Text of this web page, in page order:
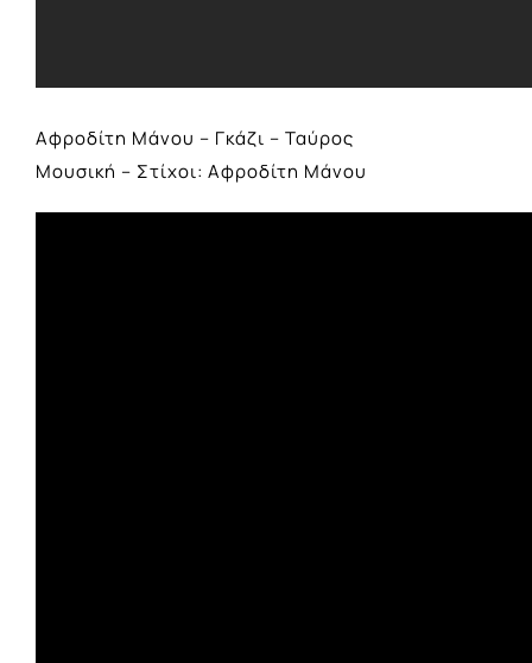
Αφροδίτη Μάνου – Γκάζι – Ταύρος
Μουσική – Στίχοι: Αφροδίτη Μάνου